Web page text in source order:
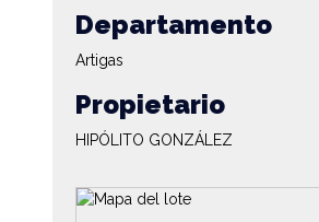
Departamento
Artigas
Propietario
HIPÓLITO GONZÁLEZ